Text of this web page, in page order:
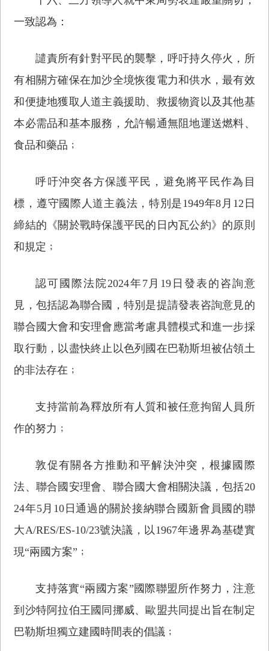
一致認為：
譴責所有針對平民的襲擊，呼吁持久停火，所
有相關方確保在加沙全境恢復電力和供水，最有效
和便捷地獲取人道主義援助、救援物資以及其他基
本必需品和基本服務，允許暢通無阻地運送燃料、
食品和藥品﹔
呼吁沖突各方保護平民，避免將平民作為目
標，遵守國際人道主義法，特別是1949年8月12日
締結的《關於戰時保護平民的日內瓦公約》的原則
和規定﹔
認可國際法院2024年7月19日發表的咨詢意
見，包括認為聯合國，特別是提請發表咨詢意見的
聯合國大會和安理會應當考慮具體模式和進一步採
取行動，以盡快終止以色列國在巴勒斯坦被佔領土
的非法存在﹔
支持當前為釋放所有人質和被任意拘留人員所
作的努力﹔
敦促有關各方推動和平解決沖突，根據國際
法、聯合國安理會、聯合國大會相關決議，包括20
24年5月10日通過的關於接納聯合國新會員國的聯
大A/RES/ES-10/23號決議，以1967年邊界為基礎實
現“兩國方案”﹔
支持落實“兩國方案”國際聯盟所作努力，注意
到沙特阿拉伯王國同挪威、歐盟共同提出旨在制定
巴勒斯坦獨立建國時間表的倡議﹔